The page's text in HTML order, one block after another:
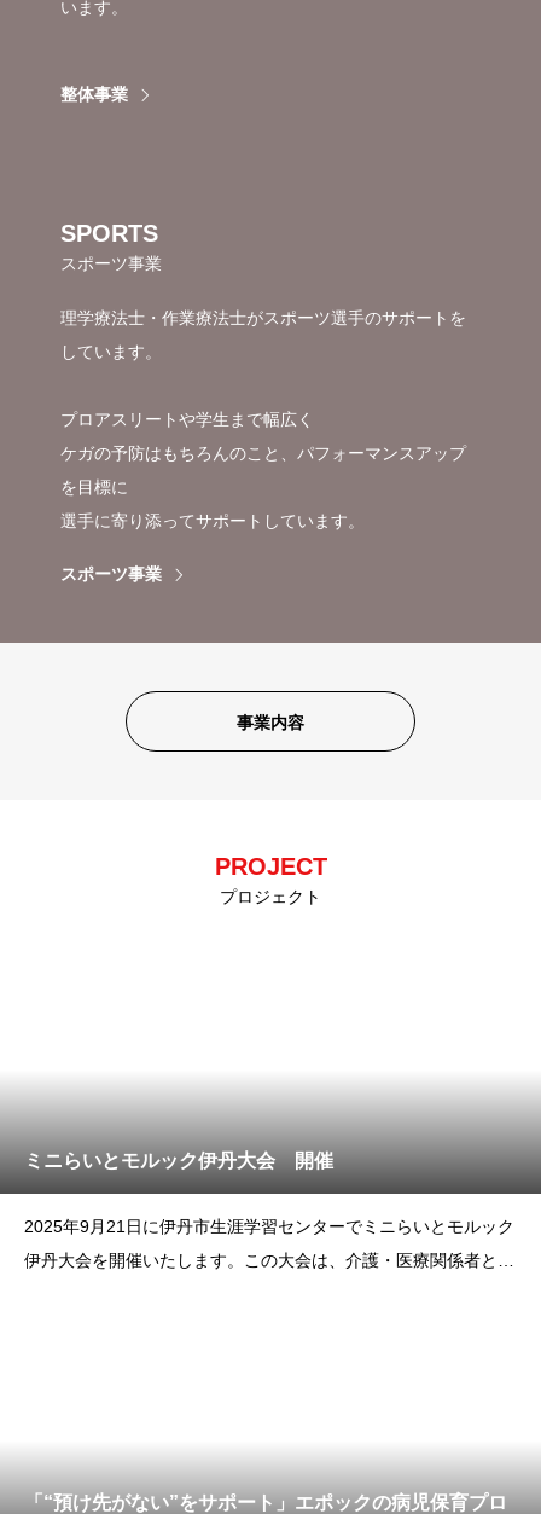
います。
整体事業
SPORTS
スポーツ事業
理学療法士・作業療法士がスポーツ選手のサポートを
しています。
プロアスリートや学生まで幅広く
ケガの予防はもちろんのこと、パフォーマンスアップ
を目標に
選手に寄り添ってサポートしています。
スポーツ事業
事業内容
PROJECT
プロジェクト
ミニらいとモルック伊丹大会 開催
2025年9月21日に伊丹市生涯学習センターでミニらいとモルック
伊丹大会を開催いたします。この大会は、介護・医療関係者と地
「“預け先がない”をサポート」エポックの病児保育プロ